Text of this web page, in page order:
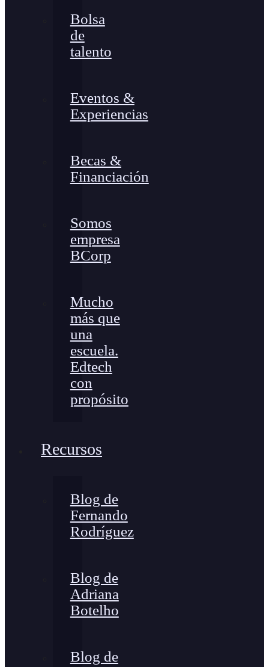
Bolsa
de
talento
Eventos &
Experiencias
Becas &
Financiación
Somos
empresa
BCorp
Mucho
más que
una
escuela.
Edtech
con
propósito
Recursos
Blog de
Fernando
Rodríguez
Blog de
Adriana
Botelho
Blog de